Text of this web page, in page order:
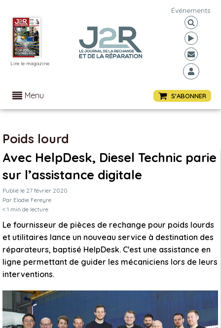
Lire le magazine
Événements
Menu S'ABONNER
Poids lourd
Avec HelpDesk, Diesel Technic parie
sur l’assistance digitale
Publié le 27 février 2020
Par Elodie Fereyre
< 1 min de lecture
Le fournisseur de pièces de rechange pour poids lourds
et utilitaires lance un nouveau service à destination des
réparateurs, baptisé HelpDesk. C'est une assistance en
ligne permettant de guider les mécaniciens lors de leurs
interventions.